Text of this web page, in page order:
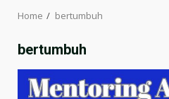
Home bertumbuh
bertumbuh